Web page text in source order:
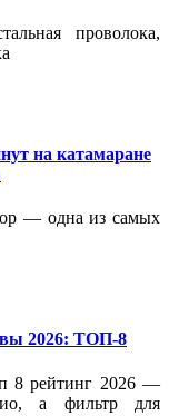
проволока,
на катамаране
— одна из самых
2026: ТОП-8
8 рейтинг 2026 —
а фильтр для